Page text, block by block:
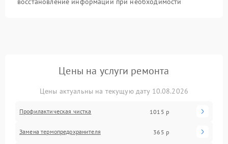
Цены на услуги ремонта
Цены актуальны на текущую дату 10.08.2026
Профилактическая чистка 1015 р
Замена термопредохранителя 365 р